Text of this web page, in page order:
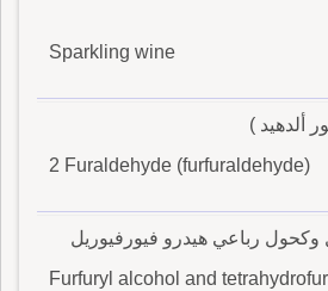
Sparkling wine
2 Furaldehyde (furfuraldehyde)
رباعي هيدرو فيورفيوريل
Furfuryl alcohol and